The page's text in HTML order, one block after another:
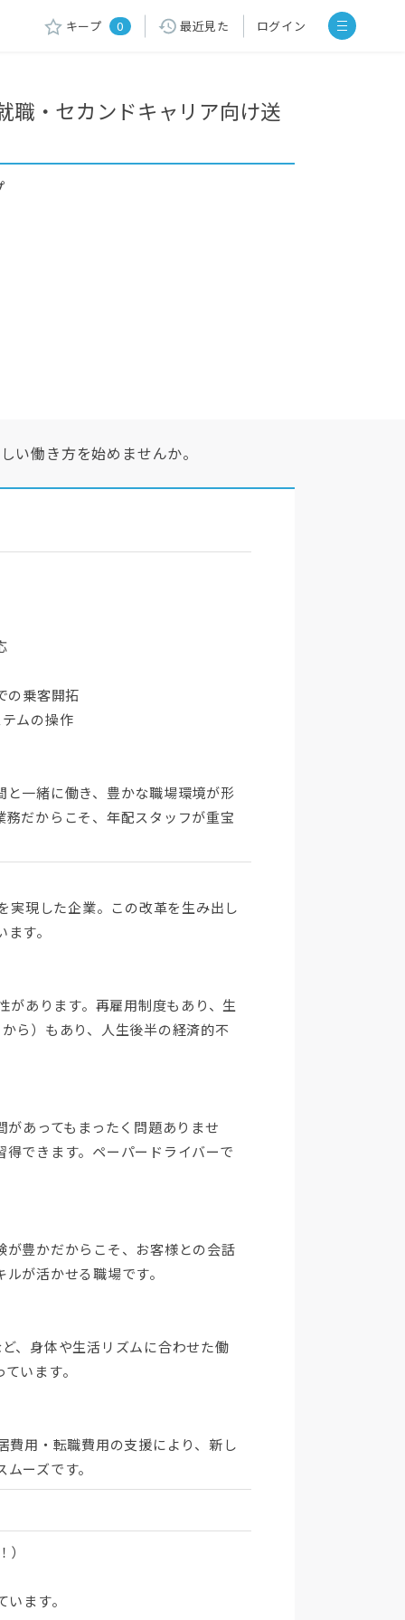
キープ 0 最近見た ログイン
職・セカンドキャリア向け送
働き方を始めませんか。
の乗客開拓
ムの操作
一緒に働き、豊かな職場環境が形
だからこそ、年配スタッフが重宝
実現した企業。この改革を生み出し
す。
があります。再雇用制度もあり、生
ら）もあり、人生後半の経済的不
あってもまったく問題ありませ
できます。ペーパードライバーで
豊かだからこそ、お客様との会話
が活かせる職場です。
、身体や生活リズムに合わせた働
います。
費用・転職費用の支援により、新し
ーズです。
ます。